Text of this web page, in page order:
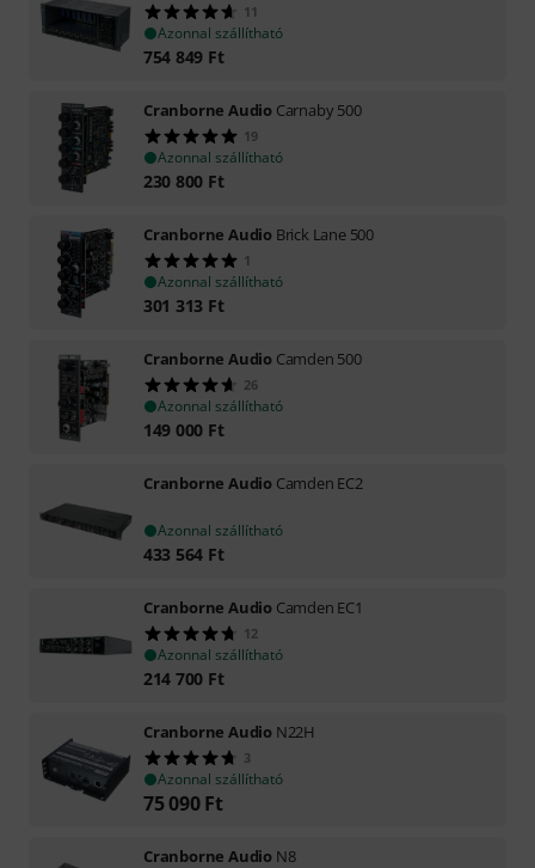
11
Azonnal szállítható
754 849 Ft
Cranborne Audio Carnaby 500
19
Azonnal szállítható
230 800 Ft
Cranborne Audio Brick Lane 500
1
Azonnal szállítható
301 313 Ft
Cranborne Audio Camden 500
26
Azonnal szállítható
149 000 Ft
Cranborne Audio Camden EC2
Azonnal szállítható
433 564 Ft
Cranborne Audio Camden EC1
12
Azonnal szállítható
214 700 Ft
Cranborne Audio N22H
3
Azonnal szállítható
75 090 Ft
Cranborne Audio N8